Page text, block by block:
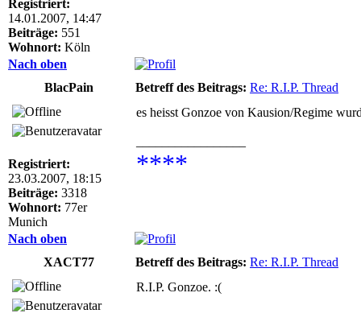
Registriert:
14.01.2007, 14:47
Beiträge: 551
Wohnort: Köln
Nach oben
BlacPain
Betreff des Beitrags: Re: R.I.P. Thread
Registriert:
23.03.2007, 18:15
Beiträge: 3318
Wohnort: 77er
Munich
es heisst Gonzoe von Kausion/Regime
****
Nach oben
XACT77
Betreff des Beitrags: Re: R.I.P. Thread
R.I.P. Gonzoe. :(